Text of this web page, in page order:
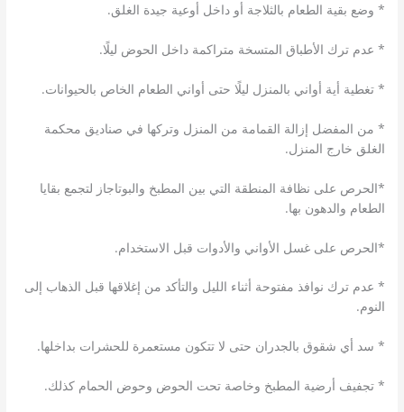
* وضع بقية الطعام بالثلاجة أو داخل أوعية جيدة الغلق.
* عدم ترك الأطباق المتسخة متراكمة داخل الحوض ليلًا.
* تغطية أية أواني بالمنزل ليلًا حتى أواني الطعام الخاص بالحيوانات.
* من المفضل إزالة القمامة من المنزل وتركها في صناديق محكمة
الغلق خارج المنزل.
*الحرص على نظافة المنطقة التي بين المطبخ والبوتاجاز لتجمع بقايا
الطعام والدهون بها.
*الحرص على غسل الأواني والأدوات قبل الاستخدام.
* عدم ترك نوافذ مفتوحة أثناء الليل والتأكد من إغلاقها قبل الذهاب إلى
النوم.
* سد أي شقوق بالجدران حتى لا تتكون مستعمرة للحشرات بداخلها.
* تجفيف أرضية المطبخ وخاصة تحت الحوض وحوض الحمام كذلك.